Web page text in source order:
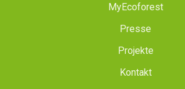
MyEcoforest
Presse
Projekte
Kontakt